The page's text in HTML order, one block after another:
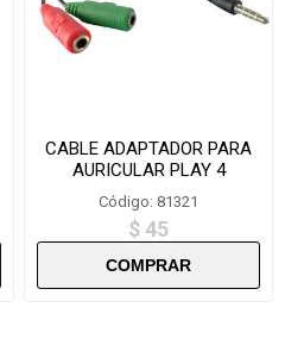
CABLE ADAPTADOR PARA
AURICULAR PLAY 4
CP4/JS1-2
Código: 81321
$ 45